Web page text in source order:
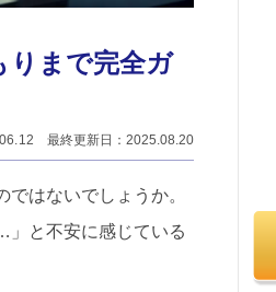
りまで完全ガ
最終更新日：2025.08.20
はないでしょうか。
」と不安に感じている